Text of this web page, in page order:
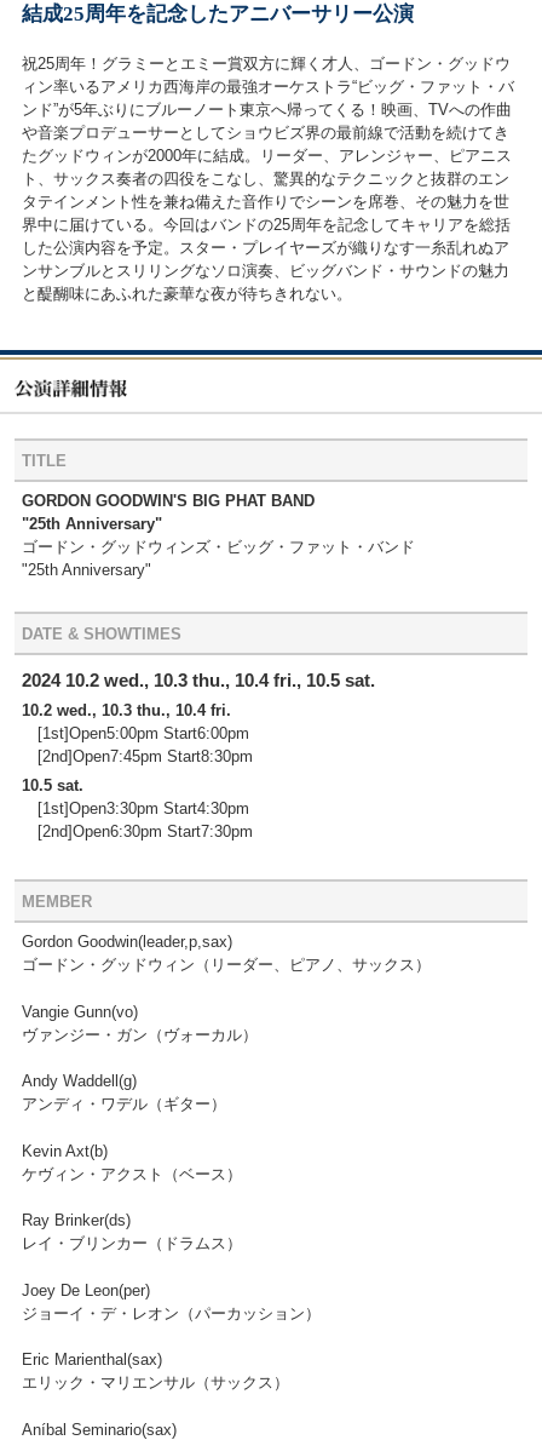
結成25周年を記念したアニバーサリー公演
祝25周年！グラミーとエミー賞双方に輝く才人、ゴードン・グッドウ
ィン率いるアメリカ西海岸の最強オーケストラ“ビッグ・ファット・バ
ンド”が5年ぶりにブルーノート東京へ帰ってくる！映画、TVへの作曲
や音楽プロデューサーとしてショウビズ界の最前線で活動を続けてき
たグッドウィンが2000年に結成。リーダー、アレンジャー、ピアニス
ト、サックス奏者の四役をこなし、驚異的なテクニックと抜群のエン
タテインメント性を兼ね備えた音作りでシーンを席巻、その魅力を世
界中に届けている。今回はバンドの25周年を記念してキャリアを総括
した公演内容を予定。スター・プレイヤーズが織りなす一糸乱れぬア
ンサンブルとスリリングなソロ演奏、ビッグバンド・サウンドの魅力
と醍醐味にあふれた豪華な夜が待ちきれない。
TITLE
GORDON GOODWIN'S BIG PHAT BAND
"25th Anniversary"
ゴードン・グッドウィンズ・ビッグ・ファット・バンド
"25th Anniversary"
DATE & SHOWTIMES
2024 10.2 wed., 10.3 thu., 10.4 fri., 10.5 sat.
10.2 wed., 10.3 thu., 10.4 fri.
[1st]Open5:00pm Start6:00pm
[2nd]Open7:45pm Start8:30pm
10.5 sat.
[1st]Open3:30pm Start4:30pm
[2nd]Open6:30pm Start7:30pm
MEMBER
Gordon Goodwin(leader,p,sax)
ゴードン・グッドウィン（リーダー、ピアノ、サックス）
Vangie Gunn(vo)
ヴァンジー・ガン（ヴォーカル）
Andy Waddell(g)
アンディ・ワデル（ギター）
Kevin Axt(b)
ケヴィン・アクスト（ベース）
Ray Brinker(ds)
レイ・ブリンカー（ドラムス）
Joey De Leon(per)
ジョーイ・デ・レオン（パーカッション）
Eric Marienthal(sax)
エリック・マリエンサル（サックス）
Aníbal Seminario(sax)